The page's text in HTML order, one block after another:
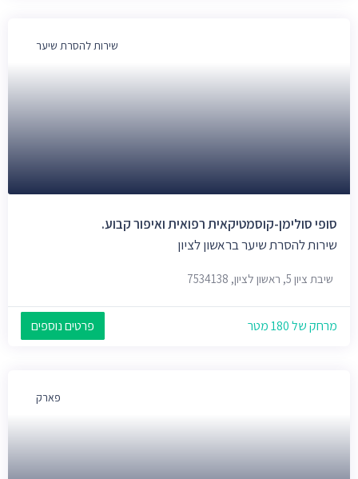
שירות להסרת שיער
סופי סולימן-קוסמטיקאית רפואית ואיפור קבוע.
שירות להסרת שיער בראשון לציון
שיבת ציון 5, ראשון לציון, 7534138
מרחק של 180 מטר פרטים נוספים
פארק